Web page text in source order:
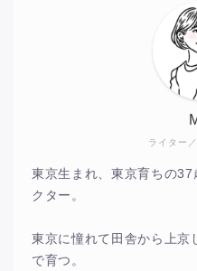
ライター
東京生まれ、東京育ちの
クター。
東京に憧れて田舎から上京
で育つ。